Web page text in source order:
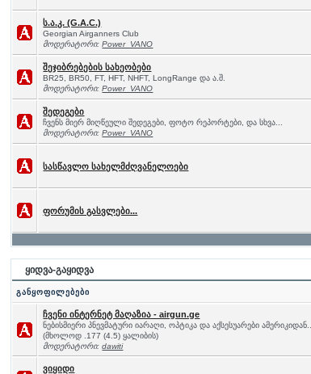
ს.ა.კ. (G.A.C.)
Georgian Airganners Club
მოდერატორი:Power_VANO
შეჯიბრებების სახეობები
BR25, BR50, FT, HFT, NHFT, LongRange და ა.შ.
მოდერატორი:Power_VANO
შედეგები
ჩვენს მიერ მიღწეული შედეგები, ფოტო რეპორტები, და სხვა...
მოდერატორი:Power_VANO
სასწავლო სახელმძღვანელოები
ფორუმის გასვლები...
ყიდვა-გაყიდვა
განყოფილებები
ჩვენი ინტერნეტ მაღაზია - airgun.ge
ნებისმიერი პნევმატური იარაღი, ოპტიკა და აქსესუარები ამერიკიდან...
(მხოლოდ .177 (4.5) ყალიბის)
მოდერატორი:dawiti
ვიყიდი